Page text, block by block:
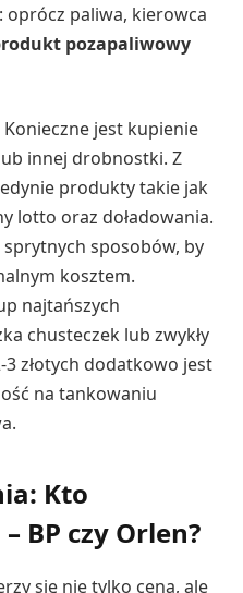
paliwa, kierowca
pozapaliwowy
jest kupienie
innej drobnostki. Z
produkty takie jak
lotto oraz doładowania.
sposobów, by
kosztem.
najtańszych
chusteczek lub zwykły
złotych dodatkowo jest
na tankowaniu
Kto
BP czy Orlen?
się nie tylko ceną, ale